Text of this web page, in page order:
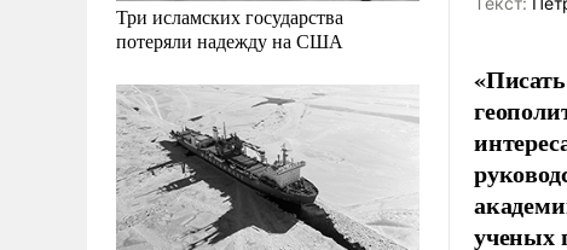
Три исламских государства
потеряли надежду на США
ученых